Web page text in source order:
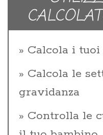
Calcola i
Calcola le
gravidanza
Controlla le